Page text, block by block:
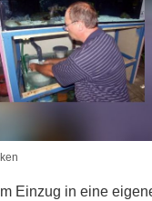
Einzug in eine